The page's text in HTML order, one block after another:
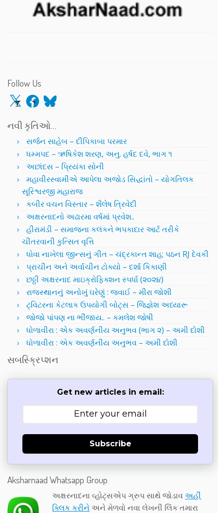
Follow Us
X Facebook
Bluesky
નવી કૃતિઓ…
સર્જન સાહેબ – દીપિકાબા પરમાર
ધમ્મપદ – ઋષિકેશ શરણ, અનુ. હર્ષદ દવે, ભાગ ૧
અછાંદસ – પ્રિયંકા સોની
મહાવીરસ્વામીએ આપેલા અજોડ સિદ્ધાંતો – યોગતિલક
સૂરિશ્વરજી મહારાજ
કબીર વચન વિસ્તાર – શૈલેષ ત્રિવેદી
અક્ષરનાદનો અઢારમા વર્ષમાં પ્રવેશ..
હીરામંડી – સમાજના કલંકને ભપકાદાર આર્ટ તરીકે
ચીતરવાની કુત્સિત વૃત્તિ
ધોવા નાખેલા જીન્સનું ગીત – ચંદ્રકાન્ત શાહ; પઠન RJ દેવકી
પ્રાચીન અને અર્વાચીન ટોક્યો – દર્શા કિકાણી
છઠ્ઠી અક્ષરનાદ માઇક્રોફિક્શન સ્પર્ધા (૨૦૨૪)
રાજસ્થાનનું અનોખું ઘરેણું : જવાઈ – મીરા જોશી
ટ્વિટરના કેટલાક ઉપયોગી બોટ્સ – જિજ્ઞેશ અધ્યારૂ
જોજો પાંપણ ના ભીંજાય.. – કમલેશ જોષી
ધોળાવીરા : એક અવર્ણનીય અનુભવ (ભાગ ૨) – અમી દોશી
ધોળાવીરા : એક અવર્ણનીય અનુભવ – અમી દોશી
સબસ્ક્રિપ્શન
Get new articles in email:
Subscribe
Aksharnaad Whatsapp Group
અક્ષરનાદના વ્હોટ્સએપ ગ્રુપ સાથે જોડાવઅહીં
ક્લિક કરીને અને મેળવો નવા લેખની લિંક તમારા